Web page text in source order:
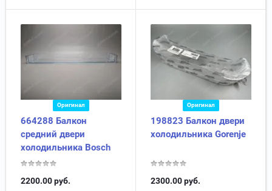
Оригинал
664288 Балкон
средний двери
холодильника Bosch
2200.00руб.
Оригинал
198823 Балкон двери
холодильника Gorenje
2300.00руб.